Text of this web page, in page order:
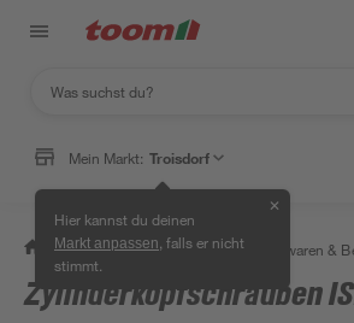
Mein Markt: Troisdorf
Hier kannst du deinen
Markt anpassen , falls er nicht
stimmt.
✕
/ Werkstatt & Maschinen / Eisenwaren &
Zylinderkopfschrauben